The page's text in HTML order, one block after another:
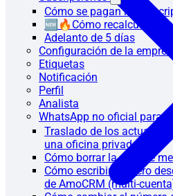
Cómo se pagan las
🆕🔥Cómo recalcular o
Adelanto de 5 días
Configuración de la empresa
Etiquetas
Notificación
Perfil
Analista
WhatsApp no oficial para
Traslado de los actuales
una oficina privada
Cómo borrar la cola de
Cómo escribir primero
de AmoCRM (multi-